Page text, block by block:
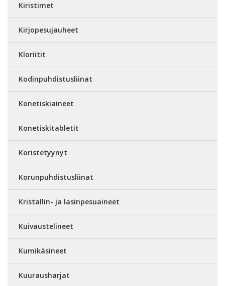
Kiristimet
Kirjopesujauheet
Kloriitit
Kodinpuhdistusliinat
Konetiskiaineet
Konetiskitabletit
Koristetyynyt
Korunpuhdistusliinat
Kristallin- ja lasinpesuaineet
Kuivaustelineet
Kumikäsineet
Kuurausharjat